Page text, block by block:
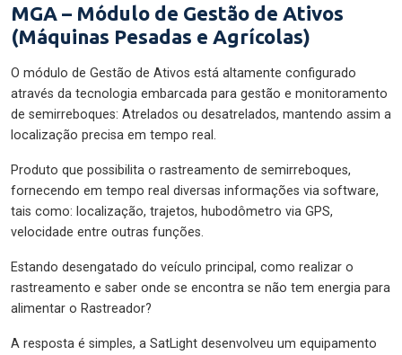
MGA – Módulo de Gestão de Ativos
(Máquinas Pesadas e Agrícolas)
O módulo de Gestão de Ativos está altamente configurado
através da tecnologia embarcada para gestão e monitoramento
de semirreboques: Atrelados ou desatrelados, mantendo assim a
localização precisa em tempo real.
Produto que possibilita o rastreamento de semirreboques,
fornecendo em tempo real diversas informações via software,
tais como: localização, trajetos, hubodômetro via GPS,
velocidade entre outras funções.
Estando desengatado do veículo principal, como realizar o
rastreamento e saber onde se encontra se não tem energia para
alimentar o Rastreador?
A resposta é simples, a SatLight desenvolveu um equipamento